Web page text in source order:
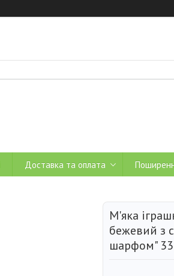
Доставка та оплата
М'яка
бежевий з
шарфом"